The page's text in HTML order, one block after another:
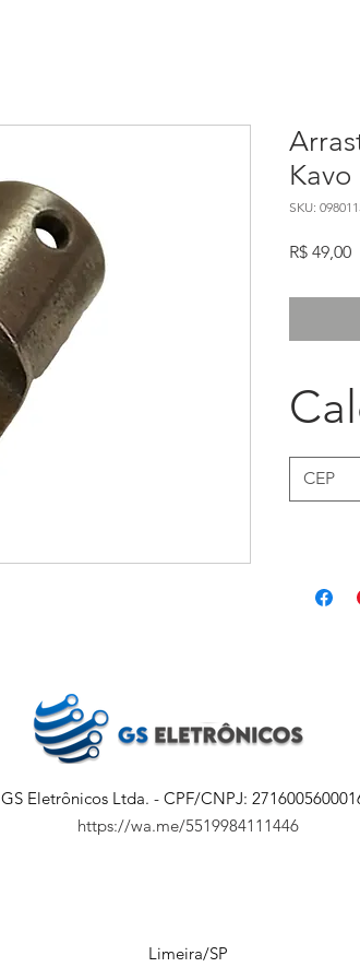
Kavo
SKU:
R$ 49,00
GS Eletrônicos Ltda. - CPF/CNPJ:
https://wa.me/5519984111446
Limeira/SP